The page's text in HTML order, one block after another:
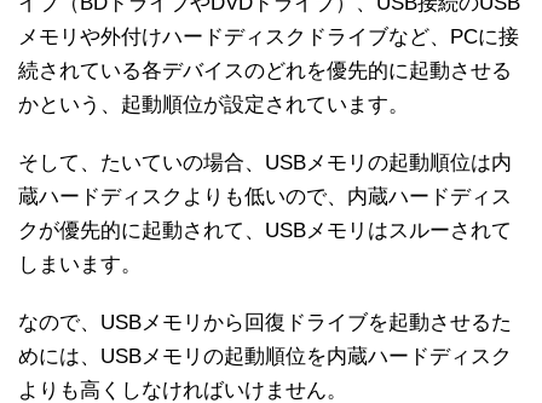
メモリや外付けハードディスクドライブなど、PCに接
続されている各デバイスのどれを優先的に起動させる
かという、起動順位が設定されています。
そして、たいていの場合、USBメモリの起動順位は内
蔵ハードディスクよりも低いので、内蔵ハードディス
クが優先的に起動されて、USBメモリはスルーされて
しまいます。
なので、USBメモリから回復ドライブを起動させるた
めには、USBメモリの起動順位を内蔵ハードディスク
よりも高くしなければいけません。